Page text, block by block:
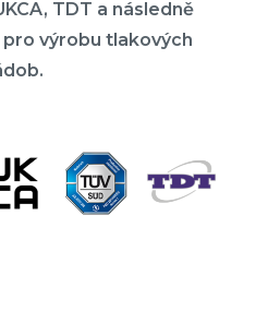
TDT a následně
výrobu tlakových